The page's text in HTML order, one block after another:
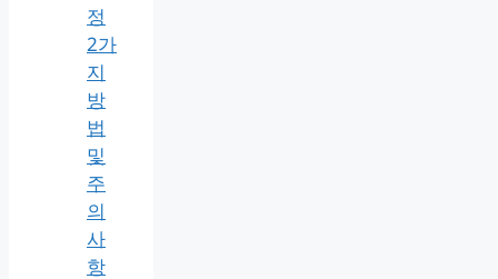
정
2가
지
방
법
및
주
의
사
항